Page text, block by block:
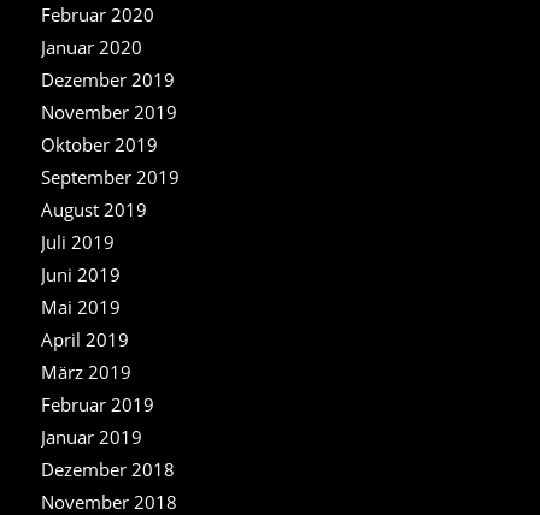
Februar 2020
Januar 2020
Dezember 2019
November 2019
Oktober 2019
September 2019
August 2019
Juli 2019
Juni 2019
Mai 2019
April 2019
März 2019
Februar 2019
Januar 2019
Dezember 2018
November 2018